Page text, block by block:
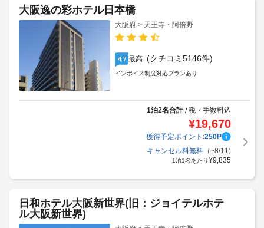
大阪逸の彩ホテル日本橋
大阪府 > 天王寺・阿倍野
4.7 最高 (クチコミ5146件)
インボイス制度対応プランあり
1泊2名合計/税・手数料込
¥19,670
獲得予定ポイント:250P
キャンセル料無料（~8/11)
1泊1名あたり¥9,835
日和ホテル大阪新世界(旧：ジョイテルホテ
ル大阪新世界)